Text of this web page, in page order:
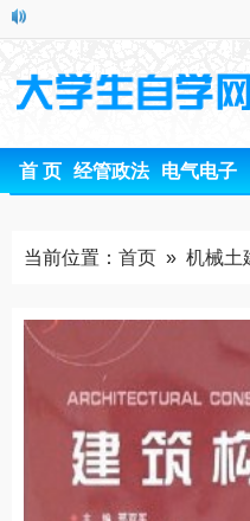
首 页 经管政法 电气电子
当前位置： 首页 » 机械土